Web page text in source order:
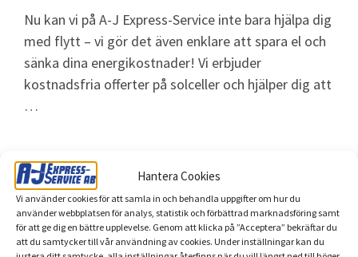
Hantera Cookies
Vi använder cookies för att samla in och behandla uppgifter om hur du
använder webbplatsen för analys, statistik och förbättrad marknadsföring samt
för att ge dig en bättre upplevelse. Genom att klicka på ”Acceptera” bekräftar du
att du samtycker till vår användning av cookies. Under inställningar kan du
Nu kan vi på A-J Express-Service inte bara hjälpa dig
med flytt – vi gör det även enklare att spara el och
sänka dina energikostnader! Vi erbjuder
kostnadsfria offerter på solceller och hjälper dig att
…
Läs mer